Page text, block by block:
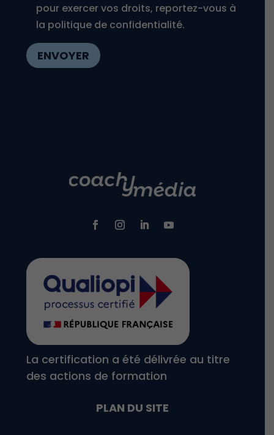
pour exercer vos droits, reportez-vous à
la politique de confidentialité.
ENVOYER
La certification a été délivrée au titre
des actions de formation
PLAN DU SITE